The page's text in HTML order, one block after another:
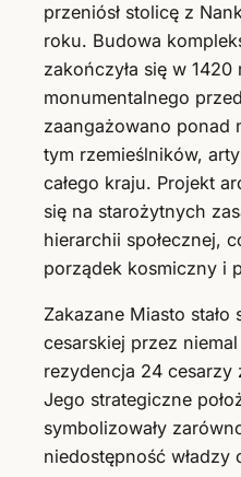
przeniósł stolicę z
roku. Budowa
zakończyła się w
monumentalnego
zaangażowano ponad
tym rzemieślników,
całego kraju. Projekt
się na starożytnych
hierarchii społecznej,
porządek kosmiczny i
Zakazane Miasto stało
cesarskiej przez
rezydencja 24
Jego strategiczne
symbolizowały
niedostępność władzy